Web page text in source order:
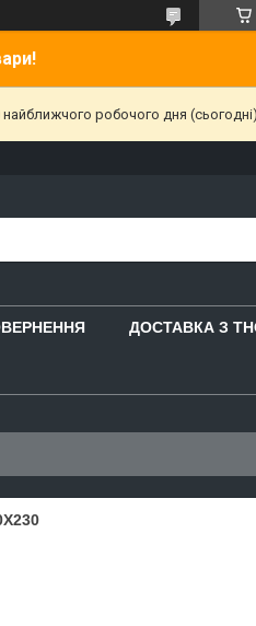
робочого дня (сьогодні).
ДОСТАВКА З